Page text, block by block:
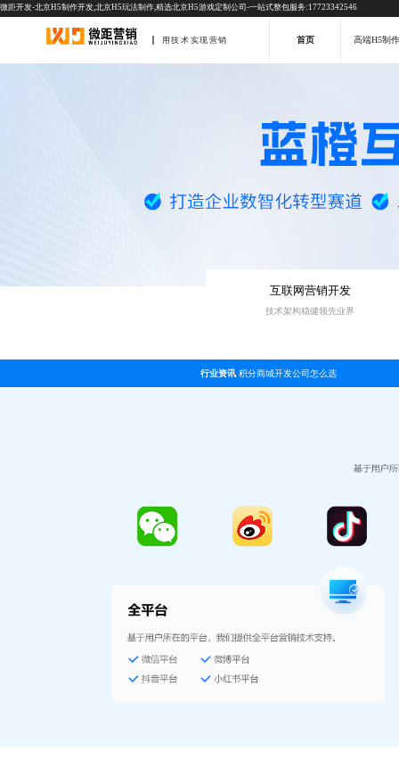
微距开发-北京H5制作开发,北京H5玩法制作,精选北京H5游戏定制公司-一站式整包服务:17723342546
用技术实现营销 首页 高端H5制作
互联网营销开发
技术架构稳健领先业界
行业资讯 积分商城开发公司怎么选